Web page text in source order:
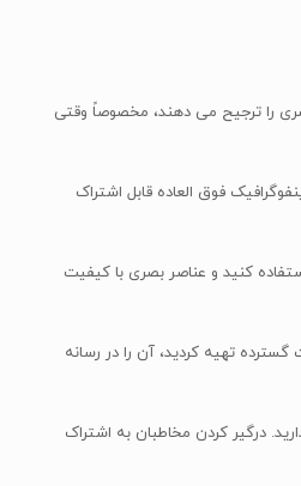
را ترجیح می دهند، مخصوصاً وقتی
فوق العاده قابل اشتراک
کنید و عناصر بصری با کیفیت
تهیه کردید، آن را در رسانه
درگیر کردن مخاطبان به اشتراک